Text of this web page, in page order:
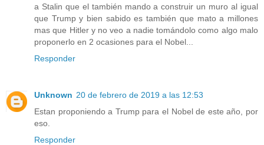
a Stalin que el también mando a construir un muro al igual
que Trump y bien sabido es también que mato a millones
mas que Hitler y no veo a nadie tomándolo como algo malo
proponerlo en 2 ocasiones para el Nobel...
Responder
Unknown 20 de febrero de 2019 a las 12:53
Estan proponiendo a Trump para el Nobel de este año, por
eso.
Responder